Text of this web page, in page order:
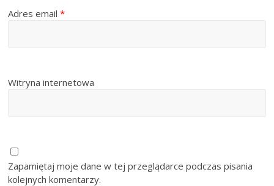
Adres email*
Witryna internetowa
Zapamiętaj moje dane w tej przeglądarce podczas pisania
kolejnych komentarzy.